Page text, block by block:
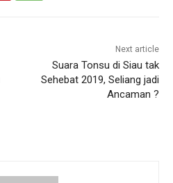
Next article
Suara Tonsu di Siau tak
Sehebat 2019, Seliang jadi
Ancaman ?